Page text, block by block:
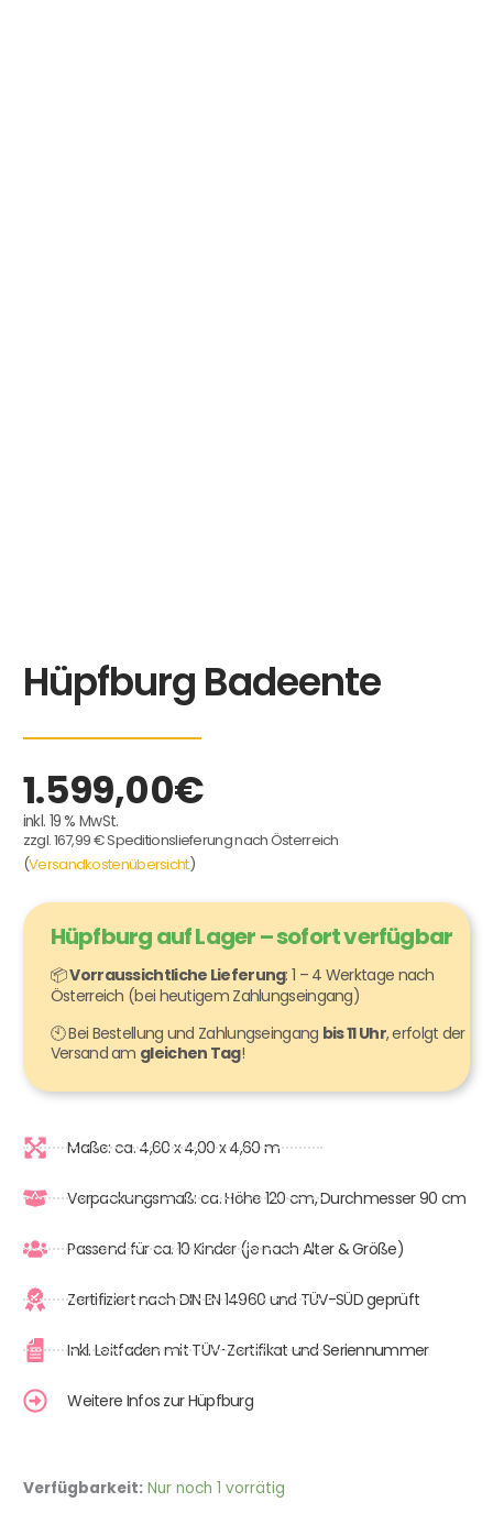
Hüpfburg Badeente
1.599,00€
inkl. 19 % MwSt.
zzgl. 167,99 € Speditionslieferung nach Österreich
(Versandkostenübersicht)
Hüpfburg auf Lager – sofort verfügbar
📦Vorraussichtliche Lieferung: 1 – 4 Werktage nach
Österreich (bei heutigem Zahlungseingang)
🕙 Bei Bestellung und Zahlungseingang bis 11 Uhr, erfolgt der
Versand am gleichen Tag!
Maße: ca. 4,60 x 4,00 x 4,60 m
Verpackungsmaß: ca. Höhe 120 cm, Durchmesser 90 cm
Passend für ca. 10 Kinder (je nach Alter & Größe)
Zertifiziert nach DIN EN 14960 und TÜV-SÜD geprüft
Inkl. Leitfaden mit TÜV-Zertifikat und Seriennummer
Weitere Infos zur Hüpfburg
Verfügbarkeit: Nur noch 1 vorrätig
Hüpfburg